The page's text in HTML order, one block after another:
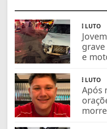
LUTO
e
LUTO
Após